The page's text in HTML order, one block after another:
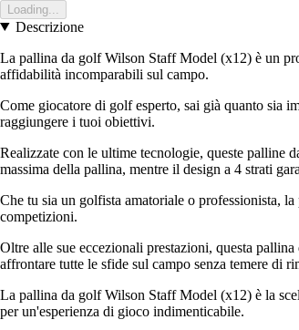
Loading...
Descrizione
La pallina da golf Wilson Staff Model (x12) è un
affidabilità incomparabili sul campo.
Come giocatore di golf esperto, sai già quanto sia
raggiungere i tuoi obiettivi.
Realizzate con le ultime tecnologie, queste palline
massima della pallina, mentre il design a 4 strati
Che tu sia un golfista amatoriale o professionista,
competizioni.
Oltre alle sue eccezionali prestazioni, questa
affrontare tutte le sfide sul campo senza temere di
La pallina da golf Wilson Staff Model (x12) è la
per un'esperienza di gioco indimenticabile.